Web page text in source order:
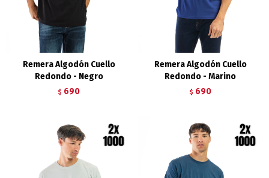
Remera Algodón Cuello
Redondo - Negro
$ 690
Remera Algodón Cuello
Redondo - Marino
$ 690